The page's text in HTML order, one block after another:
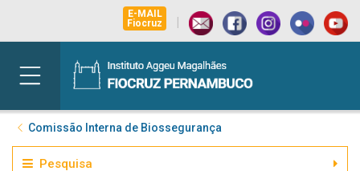
E-MAIL
Fiocruz
|
Comissão Interna de Biossegurança
Pesquisa